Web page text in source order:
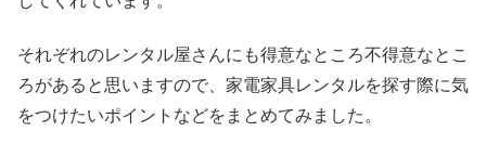
それぞれのレンタル屋さんにも得意なところ不得意なとこ
ろがあると思いますので、家電家具レンタルを探す際に気
をつけたいポイントなどをまとめてみました。